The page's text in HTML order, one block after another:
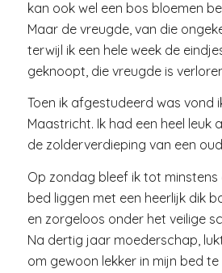
kan ook wel een bos bloemen
Maar de vreugde, van die
terwijl ik een hele week de
geknoopt, die vreugde is
Toen ik afgestudeerd was vond
Maastricht. Ik had een heel leuk
de zolderverdieping van een
Op zondag bleef ik tot minstens
bed liggen met een heerlijk dik
en zorgeloos onder het veilige
Na dertig jaar moederschap,
om gewoon lekker in mijn bed te